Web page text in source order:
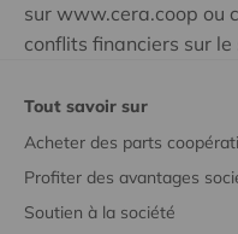
sur www.cera.coop ou
conflits financiers sur
Tout savoir sur
Acheter des parts
Profiter des avantages
Soutien à la société